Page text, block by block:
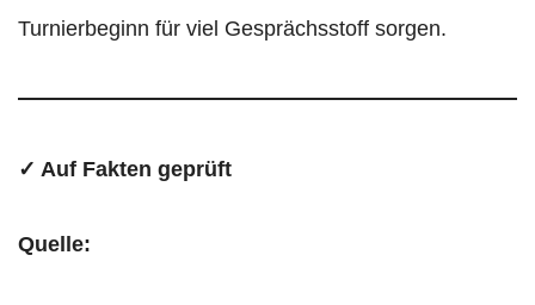
Turnierbeginn für viel Gesprächsstoff sorgen.
✓ Auf Fakten geprüft
Quelle: